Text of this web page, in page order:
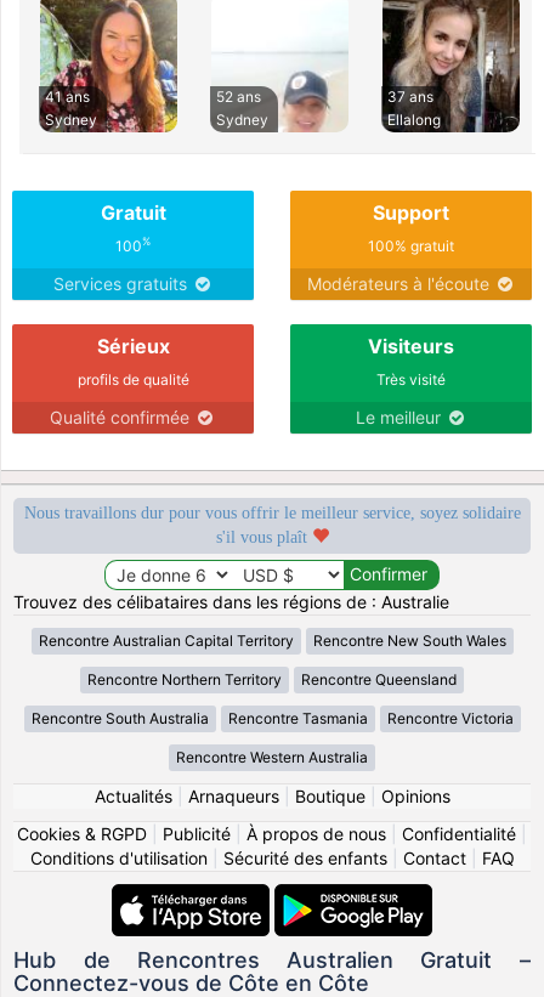
41 ans
Sydney
52 ans
Sydney
37 ans
Ellalong
Gratuit
100%
Services gratuits
Support
100% gratuit
Modérateurs à l'écoute
Sérieux
profils de qualité
Qualité confirmée
Visiteurs
Très visité
Le meilleur
Nous travaillons dur pour vous offrir le meilleur service, soyez solidaire
s'il vous plaît
Trouvez des célibataires dans les régions de : Australie
Rencontre Australian Capital Territory Rencontre New South Wales
Rencontre Northern Territory Rencontre Queensland
Rencontre South Australia Rencontre Tasmania Rencontre Victoria
Rencontre Western Australia
Actualités| Arnaqueurs| Boutique| Opinions
Cookies & RGPD
Publicité À propos de nous Confidentialité
Conditions d'utilisation| Sécurité des enfants| Contact| FAQ
Hub de Rencontres Australien Gratuit –
Connectez-vous de Côte en Côte